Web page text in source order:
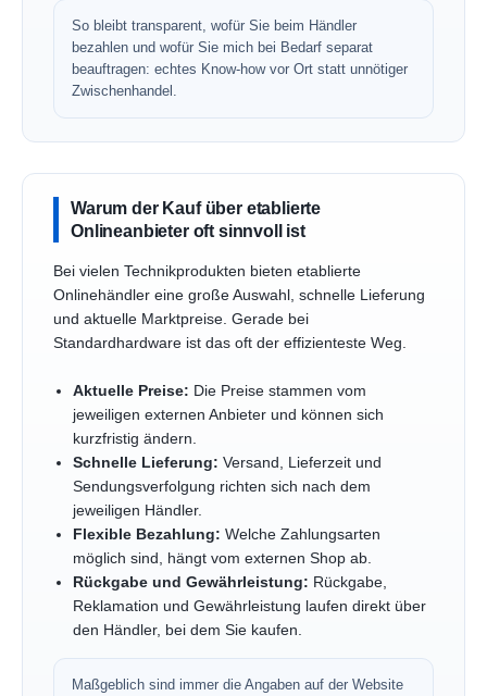
So bleibt transparent, wofür Sie beim Händler
bezahlen und wofür Sie mich bei Bedarf separat
beauftragen: echtes Know-how vor Ort statt unnötiger
Zwischenhandel.
Warum der Kauf über etablierte
Onlineanbieter oft sinnvoll ist
Bei vielen Technikprodukten bieten etablierte
Onlinehändler eine große Auswahl, schnelle Lieferung
und aktuelle Marktpreise. Gerade bei
Standardhardware ist das oft der effizienteste Weg.
Aktuelle Preise: Die Preise stammen vom
jeweiligen externen Anbieter und können sich
kurzfristig ändern.
Schnelle Lieferung: Versand, Lieferzeit und
Sendungsverfolgung richten sich nach dem
jeweiligen Händler.
Flexible Bezahlung: Welche Zahlungsarten
möglich sind, hängt vom externen Shop ab.
Rückgabe und Gewährleistung: Rückgabe,
Reklamation und Gewährleistung laufen direkt über
den Händler, bei dem Sie kaufen.
Maßgeblich sind immer die Angaben auf der Website